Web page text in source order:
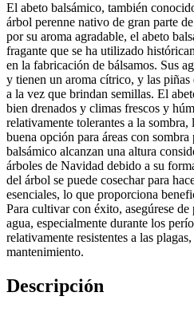
El abeto balsámico, también
árbol perenne nativo de gran parte
por su aroma agradable, el abeto
fragante que se ha utilizado
en la fabricación de bálsamos. Sus
y tienen un aroma cítrico, y las piñas
a la vez que brindan semillas. El
bien drenados y climas frescos y
relativamente tolerantes a la
buena opción para áreas con
balsámico alcanzan una altura
árboles de Navidad debido a su
del árbol se puede cosechar para
esenciales, lo que proporciona
Para cultivar con éxito, asegúrese
agua, especialmente durante los
relativamente resistentes a las
mantenimiento.
Descripción